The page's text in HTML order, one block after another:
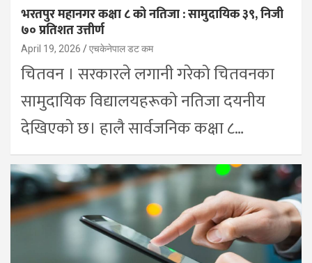
भरतपुर महानगर कक्षा ८ को नतिजा : सामुदायिक ३९, निजी
७० प्रतिशत उत्तीर्ण
April 19, 2026 एचकेनेपाल डट कम
चितवन । सरकारले लगानी गरेको चितवनका
सामुदायिक विद्यालयहरूको नतिजा दयनीय
देखिएको छ। हालै सार्वजनिक कक्षा ८…